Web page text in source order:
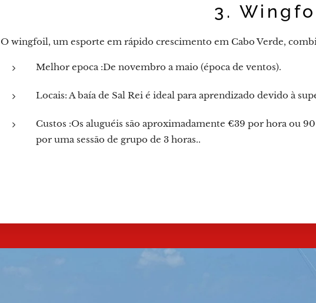
3.
O wingfoil, um esporte em rápido crescimento em Cabo Verde,
Melhor epoca :De novembro a maio (época de ventos).
Locais: A baía de Sal Rei é ideal para aprendizado devido à
Custos :Os aluguéis são aproximadamente €39 por hora ou
por uma sessão de grupo de 3 horas..